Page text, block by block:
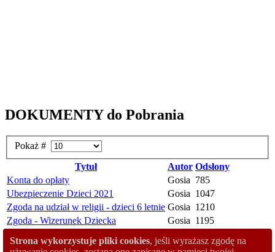
Strona wykorzystuje pliki cookies, jeśli wyrażasz zgodę na
DOKUMENTY do Pobrania
Pokaż #
Tytuł
Autor Odsłony
Konta do opłaty
Gosia 785
Ubezpieczenie Dzieci 2021
Gosia 1047
Zgoda na udział w religii - dzieci 6 letnie Gosia 1210
Zgoda - Wizerunek Dziecka
Gosia 1195
Upoważnienie
Gosia 1612